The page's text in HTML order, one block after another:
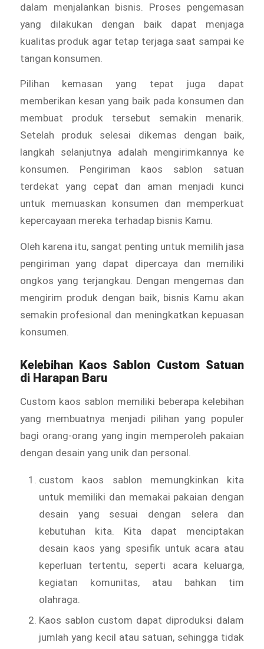
dalam menjalankan bisnis. Proses pengemasan
yang dilakukan dengan baik dapat menjaga
kualitas produk agar tetap terjaga saat sampai ke
tangan konsumen.
Pilihan kemasan yang tepat juga dapat
memberikan kesan yang baik pada konsumen dan
membuat produk tersebut semakin menarik.
Setelah produk selesai dikemas dengan baik,
langkah selanjutnya adalah mengirimkannya ke
konsumen. Pengiriman kaos sablon satuan
terdekat yang cepat dan aman menjadi kunci
untuk memuaskan konsumen dan memperkuat
kepercayaan mereka terhadap bisnis Kamu.
Oleh karena itu, sangat penting untuk memilih jasa
pengiriman yang dapat dipercaya dan memiliki
ongkos yang terjangkau. Dengan mengemas dan
mengirim produk dengan baik, bisnis Kamu akan
semakin profesional dan meningkatkan kepuasan
konsumen.
Kelebihan Kaos Sablon Custom Satuan
di Harapan Baru
Custom kaos sablon memiliki beberapa kelebihan
yang membuatnya menjadi pilihan yang populer
bagi orang-orang yang ingin memperoleh pakaian
dengan desain yang unik dan personal.
custom kaos sablon memungkinkan kita
untuk memiliki dan memakai pakaian dengan
desain yang sesuai dengan selera dan
kebutuhan kita. Kita dapat menciptakan
desain kaos yang spesifik untuk acara atau
keperluan tertentu, seperti acara keluarga,
kegiatan komunitas, atau bahkan tim
olahraga.
Kaos sablon custom dapat diproduksi dalam
jumlah yang kecil atau satuan, sehingga tidak